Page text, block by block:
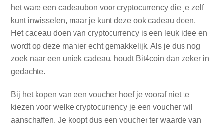
het ware een cadeaubon voor cryptocurrency die je zelf
kunt inwisselen, maar je kunt deze ook cadeau doen.
Het cadeau doen van cryptocurrency is een leuk idee en
wordt op deze manier echt gemakkelijk. Als je dus nog
zoek naar een uniek cadeau, houdt Bit4coin dan zeker in
gedachte.
Bij het kopen van een voucher hoef je vooraf niet te
kiezen voor welke cryptocurrency je een voucher wil
aanschaffen. Je koopt dus een voucher ter waarde van